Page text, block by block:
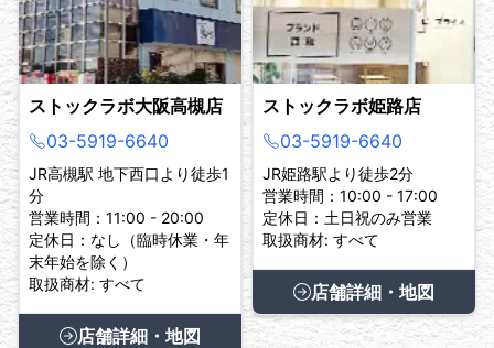
ストックラボ大阪高槻店
03-5919-6640
JR高槻駅 地下西口より徒歩1
分
営業時間：11:00 - 20:00
定休日：なし（臨時休業・年
末年始を除く）
取扱商材: すべて
店舗詳細・地図
ストックラボ姫路店
03-5919-6640
JR姫路駅より徒歩2分
営業時間：10:00 - 17:00
定休日：土日祝のみ営業
取扱商材: すべて
店舗詳細・地図